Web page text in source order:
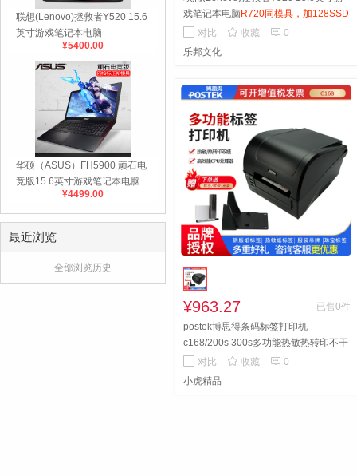
联想(Lenovo)拯救者Y520 15.6
英寸游戏笔记本电脑
¥5400.00
华硕（ASUS）FH5900 顽石电
竞版15.6英寸游戏笔记本电脑
¥4499.00
最近浏览
全部浏览历史
戏笔记本电脑 R720同模具，加128SSD
混合硬盘，GTX1050显卡，背光键盘
对比  收藏  0
乐邦文化
¥963.27
已售0件
postek博思得条码标签打印机
c168/200s 300s多功能热敏热转印不干
胶标签机
对比  收藏  0
小虎精品